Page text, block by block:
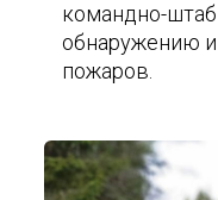
командно-
обнаружению
пожаров.